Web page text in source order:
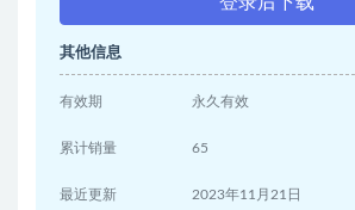
其他信息
有效期 永久有效
累计销量 65
最近更新 2023年11月21日